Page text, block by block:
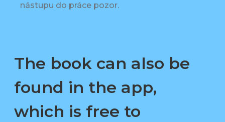
nástupu do práce pozor.
The book can also be
found in the app,
which is free to